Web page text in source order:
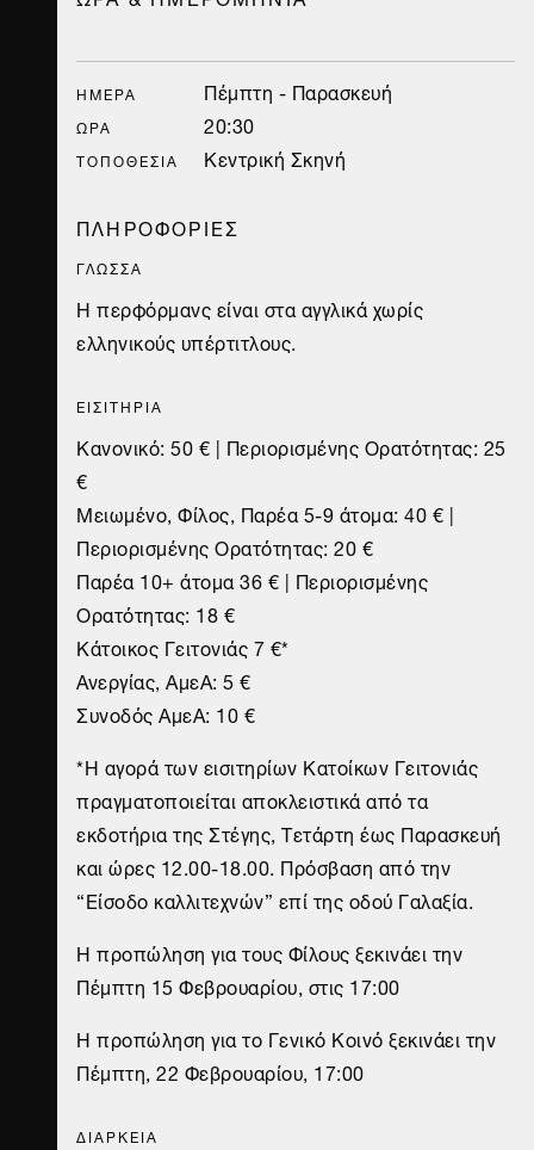
ΗΜΈΡΑ Πέμπτη - Παρασκευή
ΏΡΑ 20:30
ΤΟΠΟΘΕΣΊΑ
Κεντρική Σκηνή
ΠΛΗΡΟΦΟΡΙΕΣ
ΓΛΩΣΣΑ
Η περφόρμανς είναι στα αγγλικά χωρίς
ελληνικούς υπέρτιτλους.
ΕΙΣΙΤΗΡΙΑ
Κανονικό: 50 € | Περιορισμένης Ορατότητας: 25
€
Μειωμένο, Φίλος, Παρέα 5-9 άτομα: 40 € |
Περιορισμένης Ορατότητας: 20 €
Παρέα 10+ άτομα 36 € | Περιορισμένης
Ορατότητας: 18 €
Κάτοικος Γειτονιάς 7 €*
Ανεργίας, ΑμεΑ: 5 €
Συνοδός ΑμεA: 10 €
*Η αγορά των εισιτηρίων Κατοίκων Γειτονιάς
πραγματοποιείται αποκλειστικά από τα
εκδοτήρια της Στέγης, Τετάρτη έως Παρασκευή
και ώρες 12.00-18.00. Πρόσβαση από την
“Eίσοδο καλλιτεχνών” επί της οδού Γαλαξία.
H προπώληση για τους Φίλους ξεκινάει την
Πέμπτη 15 Φεβρουαρίου, στις 17:00
Η προπώληση για το Γενικό Κοινό ξεκινάει την
Πέμπτη, 22 Φεβρουαρίου, 17:00
ΔΙΑΡΚΕΙΑ